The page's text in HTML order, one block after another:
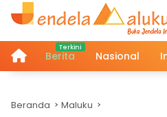
Langsung
HomeBerita Nasional
Beranda Maluku